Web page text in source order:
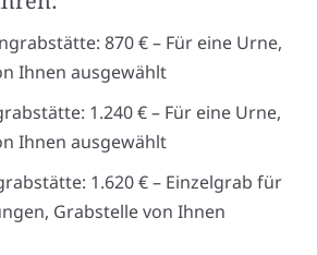
870 € – Für eine Urne,
Ihnen ausgewählt
1.240 € – Für eine Urne,
Ihnen ausgewählt
1.620 € – Einzelgrab für
Grabstelle von Ihnen